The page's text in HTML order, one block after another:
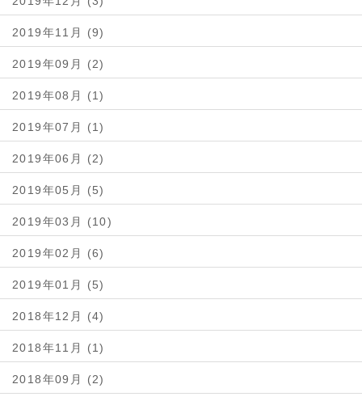
2019年11月 (9)
2019年09月 (2)
2019年08月 (1)
2019年07月 (1)
2019年06月 (2)
2019年05月 (5)
2019年03月 (10)
2019年02月 (6)
2019年01月 (5)
2018年12月 (4)
2018年11月 (1)
2018年09月 (2)